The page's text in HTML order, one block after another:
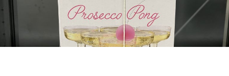
FAHRGÄSTE BUS U-BAHN